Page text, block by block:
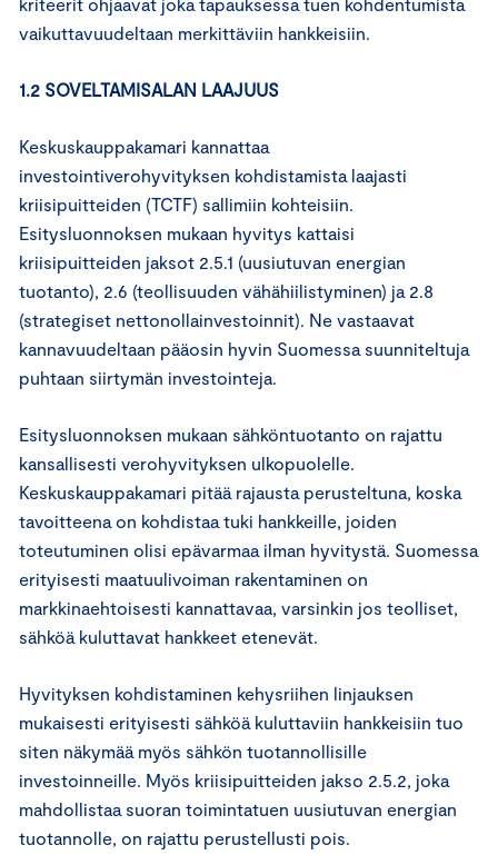
vaikuttavuudeltaan merkittäviin hankkeisiin.
1.2 SOVELTAMISALAN LAAJUUS
Keskuskauppakamari kannattaa
investointiverohyvityksen kohdistamista laajasti
kriisipuitteiden (TCTF) sallimiin kohteisiin.
Esitysluonnoksen mukaan hyvitys kattaisi
kriisipuitteiden jaksot 2.5.1 (uusiutuvan energian
tuotanto), 2.6 (teollisuuden vähähiilistyminen) ja 2.8
(strategiset nettonollainvestoinnit). Ne vastaavat
kannavuudeltaan pääosin hyvin Suomessa suunniteltuja
puhtaan siirtymän investointeja.
Esitysluonnoksen mukaan sähköntuotanto on rajattu
kansallisesti verohyvityksen ulkopuolelle.
Keskuskauppakamari pitää rajausta perusteltuna, koska
tavoitteena on kohdistaa tuki hankkeille, joiden
toteutuminen olisi epävarmaa ilman hyvitystä. Suomessa
erityisesti maatuulivoiman rakentaminen on
markkinaehtoisesti kannattavaa, varsinkin jos teolliset,
sähköä kuluttavat hankkeet etenevät.
Hyvityksen kohdistaminen kehysriihen linjauksen
mukaisesti erityisesti sähköä kuluttaviin hankkeisiin tuo
siten näkymää myös sähkön tuotannollisille
investoinneille. Myös kriisipuitteiden jakso 2.5.2, joka
mahdollistaa suoran toimintatuen uusiutuvan energian
tuotannolle, on rajattu perustellusti pois.